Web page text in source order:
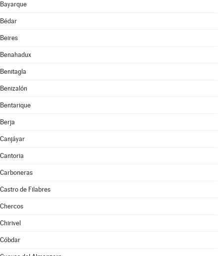
Bayarque
Bédar
Beires
Benahadux
Benitagla
Benizalón
Bentarique
Berja
Canjáyar
Cantoria
Carboneras
Castro de Filabres
Chercos
Chirivel
Cóbdar